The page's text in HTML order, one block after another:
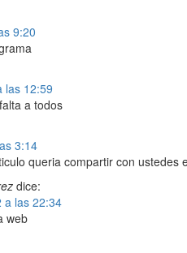
9:20
las 12:59
a todos
3:14
queria compartir con
dice:
a las 22:34
web